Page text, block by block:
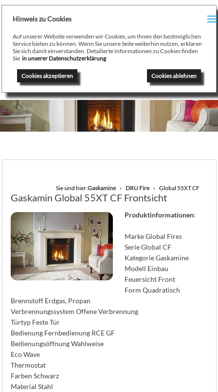
/
Hinweis zu Cookies
Auf unserer Website verwenden wir Cookies, um Ihnen den bestmöglichen
Service bieten zu können. Wenn Sie unsere Seite weiterhin nutzen, erklären
Sie sich damit einverstanden. Detailierte Informationen zu Cookies finden
Sie in unserer Datenschutzerklärung
Cookies ablehnen
Cookies akzeptieren
August Stamminger
Beratung - Planung - Ausführung - Wartung - Reparatur
Ofenbau Kaminbau Gaskamine Kachelofen Heizkamine
Sie sind hier:Gaskamine DRU Fire Global 55XT CF
Gaskamin Global 55XT CF Frontsicht
Produktinformationen:
Marke Global Fires
Serie Global CF
Kategorie Gaskamine
Modell Einbau
Feuersicht Front
Form Quadratisch
Brennstoff Erdgas, Propan
Verbrennungssystem Offene Verbrennung
Türtyp Feste Tür
Bedienung Fernbedienung RCE GF
Bedienungsöffnung Wahlweise
Eco Wave
Thermostat
Farben Schwarz
Material Stahl